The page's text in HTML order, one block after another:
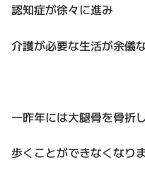
認知症が徐々に進み
介護が必要な生活が余儀
一昨年には大腿骨を骨折
歩くことができなくなり